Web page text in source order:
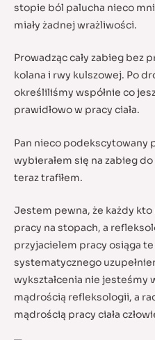
stopie ból palucha nieco
miały żadnej wrażliwości.
Prowadząc cały zabieg bez
kolana i rwy kulszowej. Po
określiliśmy współnie co
prawidłowo w pracy ciała.
Pan nieco podekscytowany
wybierałem się na zabieg
teraz trafiłem.
Jestem pewna, że każdy kto
pracy na stopach, a
przyjacielem pracy osiąga
systematycznego
wykształcenia nie jesteśmy
mądrością refleksologii, a
mądrością pracy ciała